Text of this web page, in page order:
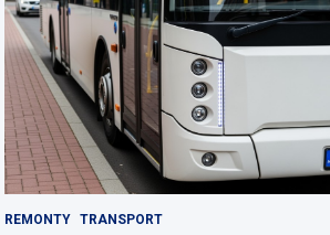
REMONTY TRANSPORT